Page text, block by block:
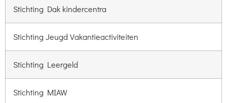
Stichting Dak kindercentra
Stichting Jeugd Vakantieactiviteiten
Stichting Leergeld
Stichting MIAW